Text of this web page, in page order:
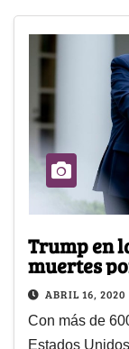
Trump en
muertes
ABRIL 16, 2020
Con más de
Estados